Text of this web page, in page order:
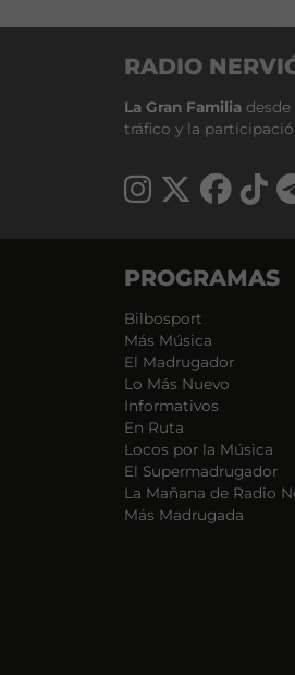
RADIO
La Gran Familia desde
tráfico y la
PROGRAMAS
Bilbosport
Más Música
El Madrugador
Lo Más Nuevo
Informativos
En Ruta
Locos por la Música
El Supermadrugador
La Mañana de Radio
Más Madrugada